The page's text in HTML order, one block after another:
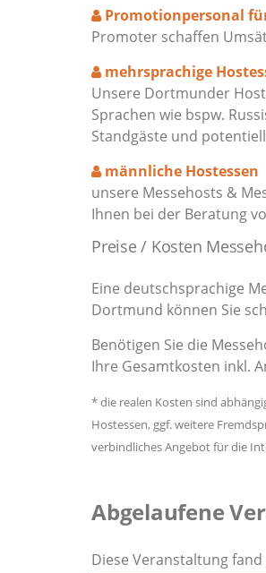
Promotionpersonal
Promoter schaffen
mehrsprachige
Unsere Dortmunder
Sprachen wie bspw.
Standgäste und
männliche Hostessen
unsere Messehosts &
Ihnen bei der Beratung
Preise / Kosten
Eine deutschsprachige
Dortmund können Sie
Benötigen Sie die
Ihre Gesamtkosten inkl.
* die realen Kosten sind
Hostessen, ggf. weitere
verbindliches Angebot für die
Abgelaufene
Diese Veranstaltung